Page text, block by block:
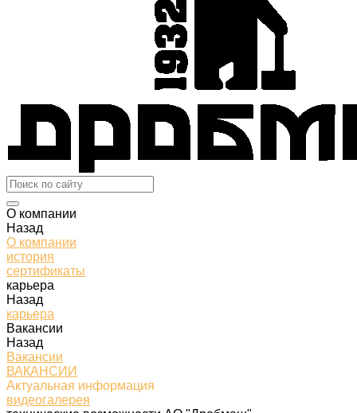
О компании
Назад
О компании
история
сертификаты
карьера
Назад
карьера
Вакансии
Назад
Вакансии
ВАКАНСИИ
Актуальная информация
видеогалерея